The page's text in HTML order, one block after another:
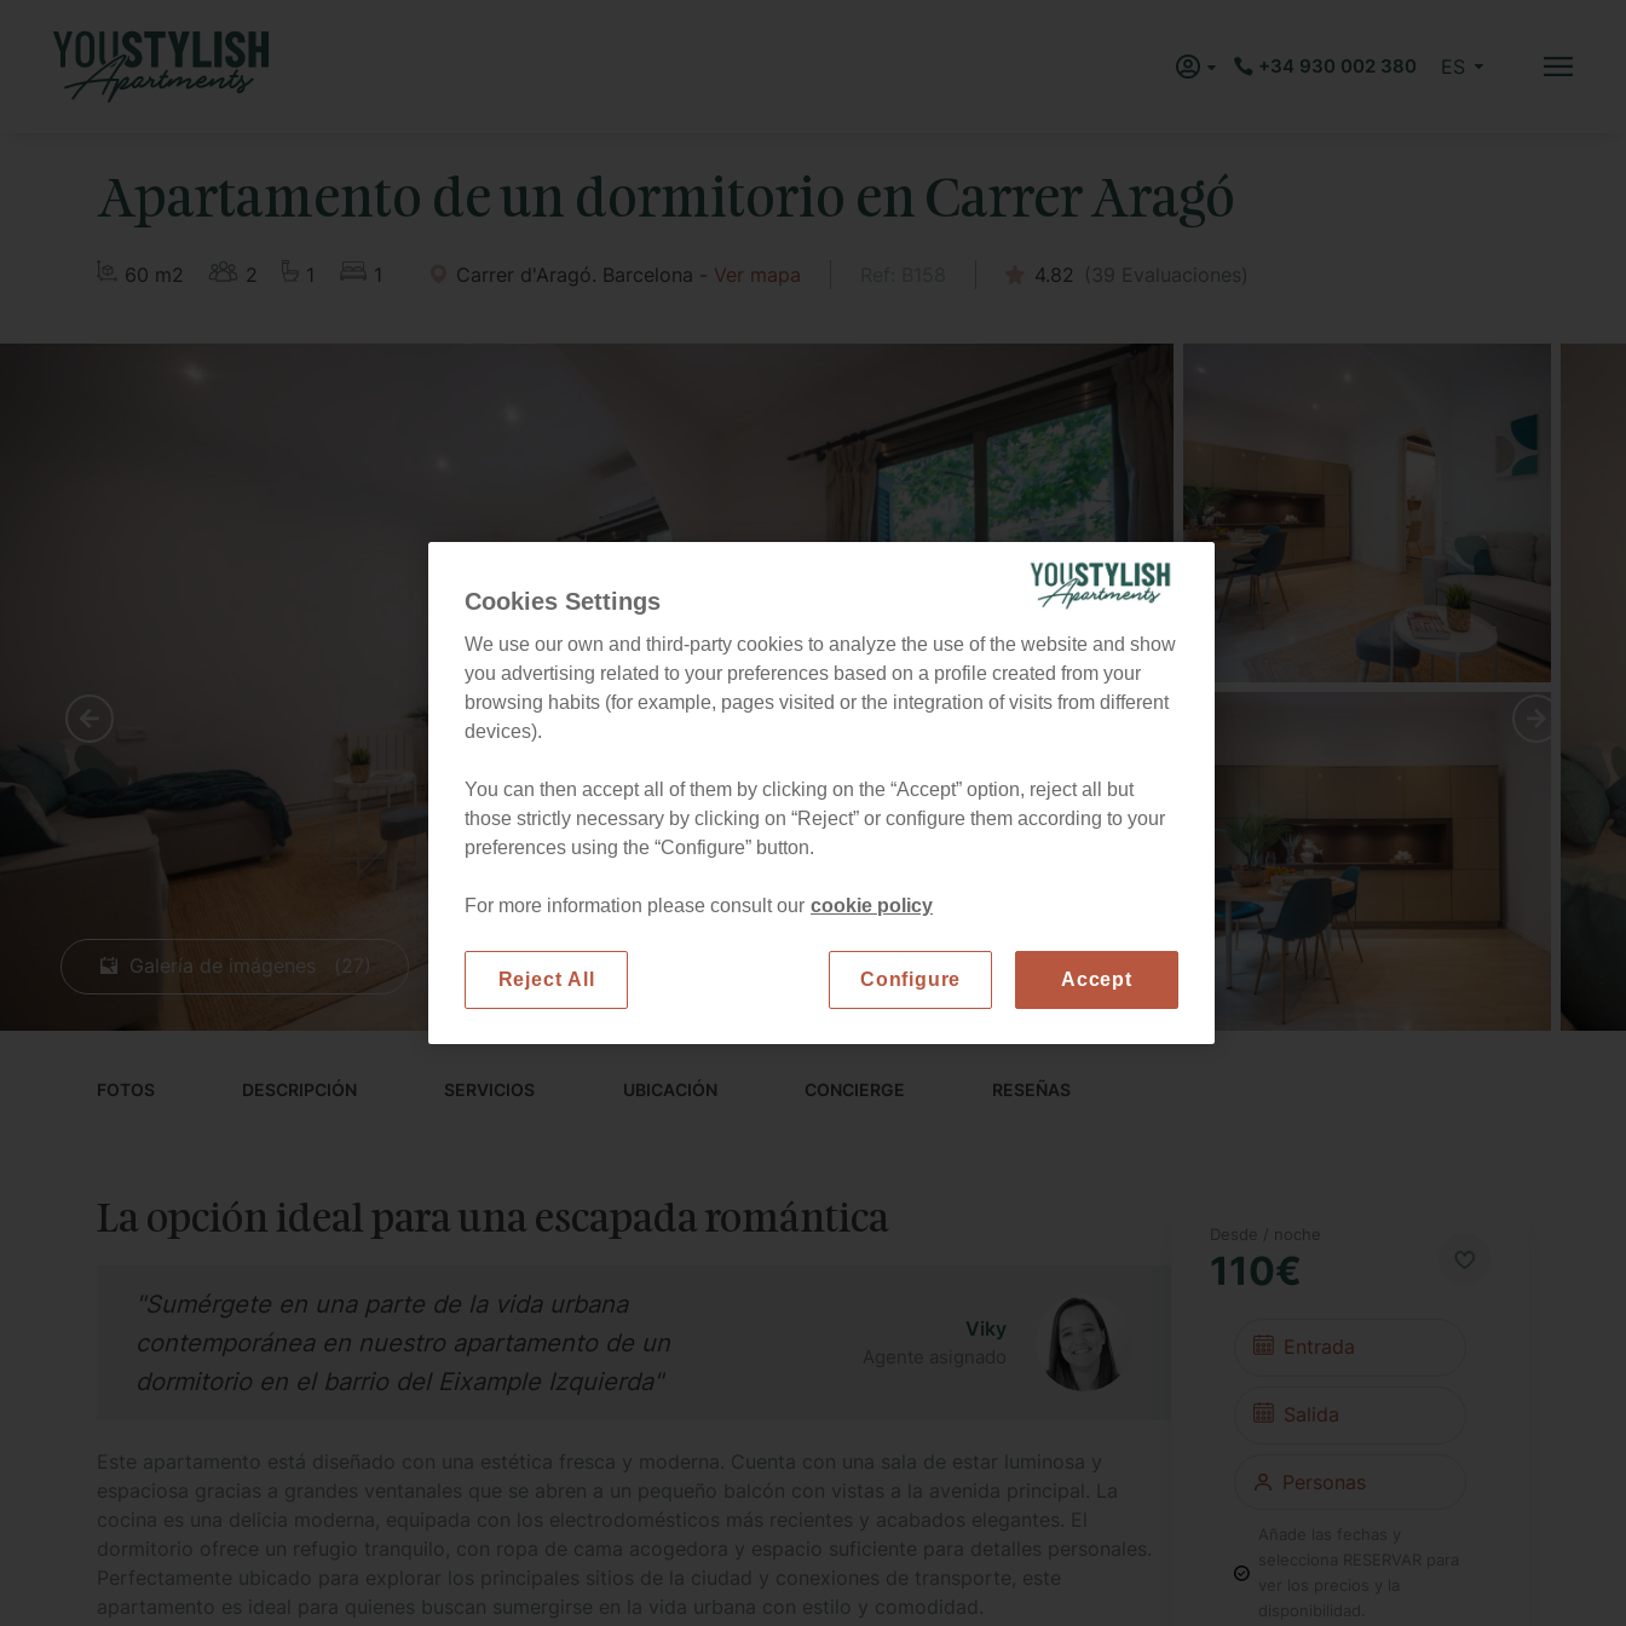
+34 930 002 380 ES
Apartamento de un dormitorio en Carrer Aragó
60 m2 2 1 1 Carrer d'Aragó. Barcelona - Ver mapa 4.82 ( 39 Evaluaciones)
Galería de imágenes (27)
FOTOS DESCRIPCIÓN SERVICIOS UBICACIÓN CONCIERGE RESEÑAS
La opción ideal para una escapada romántica
"Sumérgete en una parte de la vida urbana
contemporánea en nuestro apartamento de un
dormitorio en el barrio del Eixample Izquierda"
Viky
Este apartamento está diseñado con una estética fresca y moderna. Cuenta con una sala de estar luminosa y
espaciosa gracias a grandes ventanales que se abren a un pequeño balcón con vistas a la avenida principal. La
cocina es una delicia moderna, equipada con los electrodomésticos más recientes y acabados elegantes. El
dormitorio ofrece un refugio tranquilo, con ropa de cama acogedora y espacio suficiente para detalles personales.
Perfectamente ubicado para explorar los principales sitios de la ciudad y conexiones de transporte, este
apartamento es ideal para quienes buscan sumergirse en la vida urbana con estilo y comodidad.
Desde / noche
110€
Cookies Settings
We use our own and third-party cookies to analyze the use of the website and show
you advertising related to your preferences based on a profile created from your
browsing habits (for example, pages visited or the integration of visits from different
devices).
You can then accept all of them by clicking on the “Accept” option, reject all but
those strictly necessary by clicking on “Reject” or configure them according to your
preferences using the “Configure” button.
For more information please consult our cookie policy
Reject All Accept
Configure